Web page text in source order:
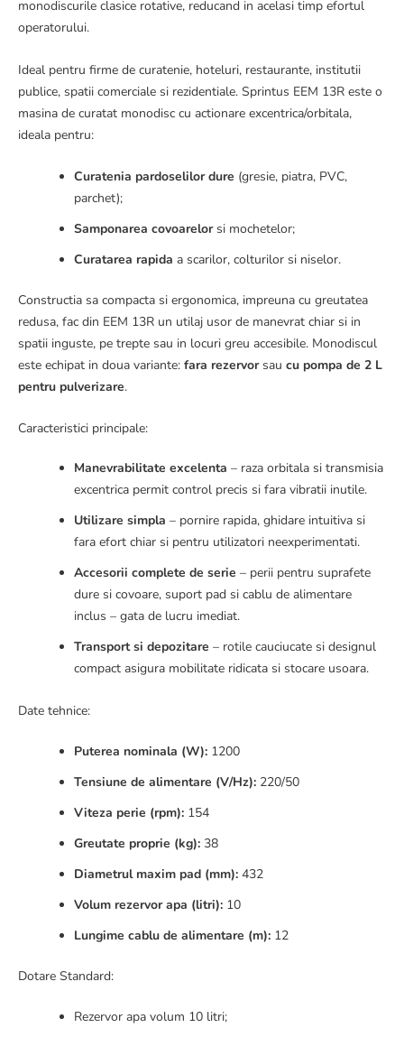
monodiscurile clasice rotative, reducand in acelasi timp efortul
operatorului.
Ideal pentru firme de curatenie, hoteluri, restaurante, institutii
publice, spatii comerciale si rezidentiale. Sprintus EEM 13R este o
masina de curatat monodisc cu actionare excentrica/orbitala,
ideala pentru:
Curatenia pardoselilor dure (gresie, piatra, PVC,
parchet);
Samponarea covoarelorsi mochetelor;
Curatarea rapida a scarilor, colturilor si niselor.
Constructia sa compacta si ergonomica, impreuna cu greutatea
redusa, fac din EEM 13R un utilaj usor de manevrat chiar si in
spatii inguste, pe trepte sau in locuri greu accesibile. Monodiscul
este echipat in doua variante: fara rezervorsau cu pompa de 2 L
pentru pulverizare.
Caracteristici principale:
Manevrabilitate excelenta – raza orbitala si transmisia
excentrica permit control precis si fara vibratii inutile.
Utilizare simpla – pornire rapida, ghidare intuitiva si
fara efort chiar si pentru utilizatori neexperimentati.
Accesorii complete de serie – perii pentru suprafete
dure si covoare, suport pad si cablu de alimentare
inclus – gata de lucru imediat.
Transport si depozitare – rotile cauciucate si designul
compact asigura mobilitate ridicata si stocare usoara.
Date tehnice:
Puterea nominala (W): 1200
Tensiune de alimentare (V/Hz): 220/50
Viteza perie (rpm): 154
Greutate proprie (kg): 38
Diametrul maxim pad (mm): 432
Volum rezervor apa (litri): 10
Lungime cablu de alimentare (m): 12
Dotare Standard:
Rezervor apa volum 10 litri;